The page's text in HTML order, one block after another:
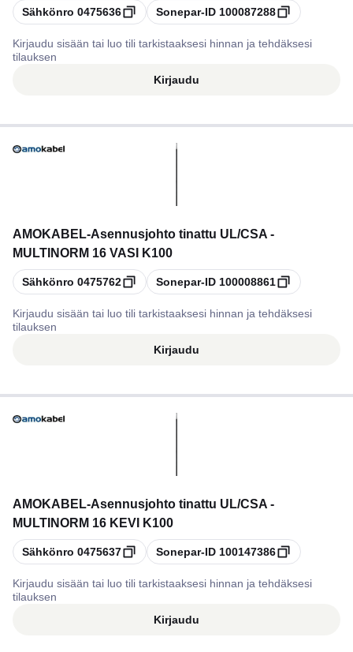
Kopioi
Sähkönro 0475636 Kopioi
Sonepar-ID 100087288
Kirjaudu sisään tai luo tili tarkistaaksesi hinnan ja tehdäksesi
tilauksen
Kirjaudu
AMOKABEL-Asennusjohto tinattu UL/CSA -
MULTINORM 16 VASI K100
Kopioi
Sähkönro 0475762 Kopioi
Sonepar-ID 100008861
Kirjaudu sisään tai luo tili tarkistaaksesi hinnan ja tehdäksesi
tilauksen
Kirjaudu
AMOKABEL-Asennusjohto tinattu UL/CSA -
MULTINORM 16 KEVI K100
Kopioi
Sähkönro 0475637 Kopioi
Sonepar-ID 100147386
Kirjaudu sisään tai luo tili tarkistaaksesi hinnan ja tehdäksesi
tilauksen
Kirjaudu